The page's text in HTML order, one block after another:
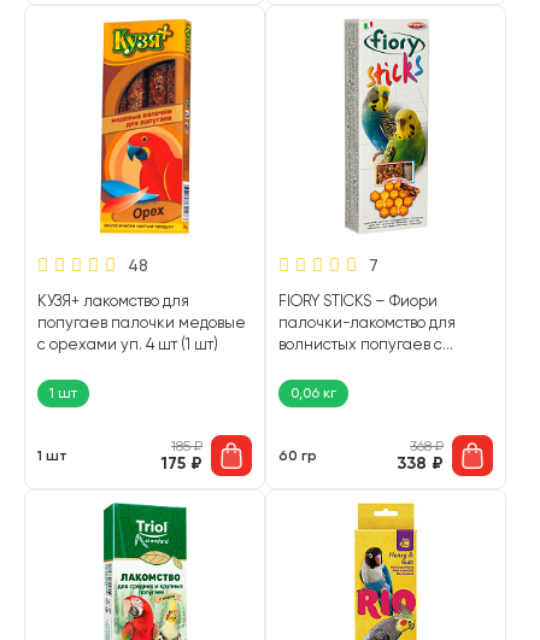
48
КУЗЯ+ лакомство для
попугаев палочки медовые
с орехами уп. 4 шт (1 шт)
1 шт
1 шт
185₽
175 ₽
7
FIORY STICKS – Фиори
палочки-лакомство для
волнистых попугаев с
0,06 кг
60 гр
368₽
338 ₽